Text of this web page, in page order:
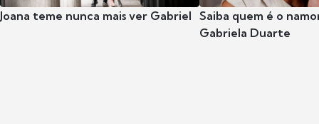
Joana teme nunca mais ver Gabriel Saiba quem é o
Gabriela Duarte